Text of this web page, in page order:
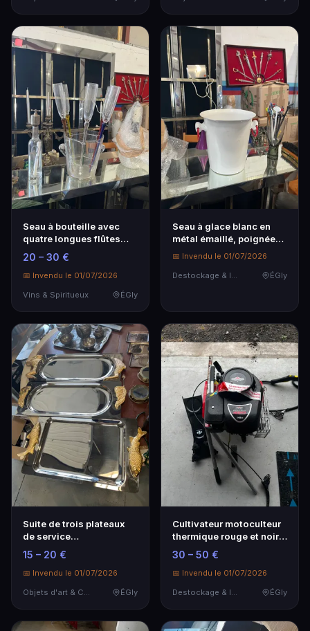
Seau à bouteille avec
quatre longues flûtes
assorties aux pi…
20 – 30 €
📅 Invendu le 01/07/2026
Vins & Spiritueux
ÉGly
Seau à glace blanc en
métal émaillé, poignées
rouges,
📅 Invendu le 01/07/2026
Destockage & Invendus
ÉGly
Suite de trois plateaux
de service
rectangulaires en métal
a…
15 – 20 €
📅 Invendu le 01/07/2026
Objets d'art & Curiosités
ÉGly
Cultivateur motoculteur
thermique rouge et noir,
moteur Brig…
30 – 50 €
📅 Invendu le 01/07/2026
Destockage & Invendus
ÉGly